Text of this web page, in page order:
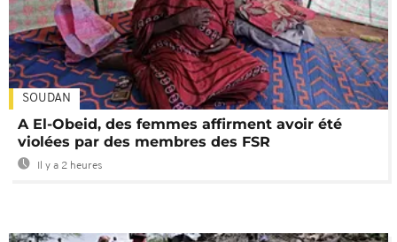
SOUDAN
A El-Obeid, des femmes affirment avoir été
violées par des membres des FSR
Il y a 2 heures